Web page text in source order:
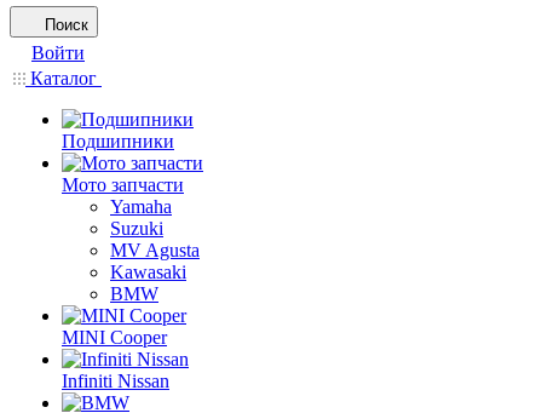
Поиск
Войти
Каталог
Подшипники
Мото запчасти
Yamaha
Suzuki
MV Agusta
Kawasaki
BMW
MINI Cooper
Infiniti Nissan